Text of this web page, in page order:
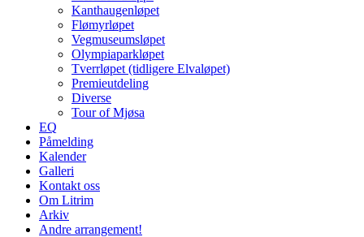
Kanthaugenløpet
Flømyrløpet
Vegmuseumsløpet
Olympiaparkløpet
Tverrløpet (tidligere Elvaløpet)
Premieutdeling
Diverse
Tour of Mjøsa
EQ
Påmelding
Kalender
Galleri
Kontakt oss
Om Litrim
Arkiv
Andre arrangement!